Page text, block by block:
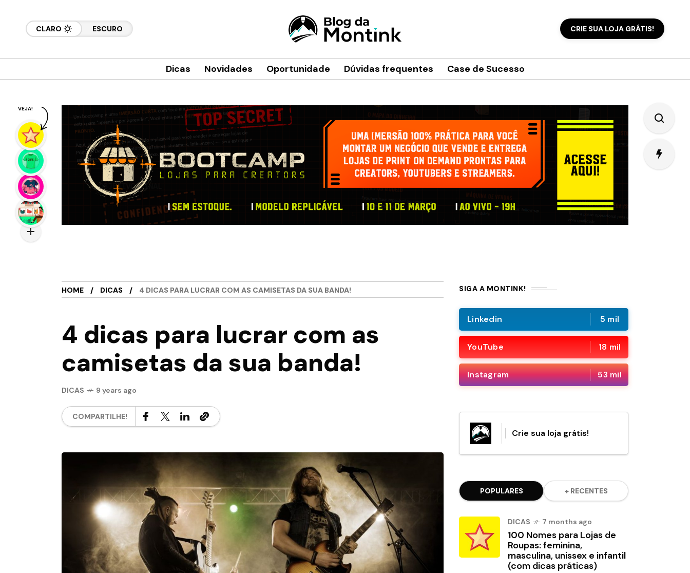
CLARO ESCURO CRIE SUA LOJA GRÁTIS!
Dicas Novidades Oportunidade Dúvidas frequentes Case de Sucesso
HOME DICAS 4 DICAS PARA LUCRAR COM AS CAMISETAS DA SUA BANDA!
4 dicas para lucrar com as
camisetas da sua banda!
DICAS 9 years ago
COMPARTILHE!
SIGA A MONTINK!
Linkedin 5 mil
YouTube 18 mil
Instagram 53 mil
Crie sua loja grátis!
POPULARES + RECENTES
DICAS 7 months ago
100 Nomes para Lojas de
Roupas: feminina,
masculina, unissex e infantil
(com dicas práticas)
VEJA!